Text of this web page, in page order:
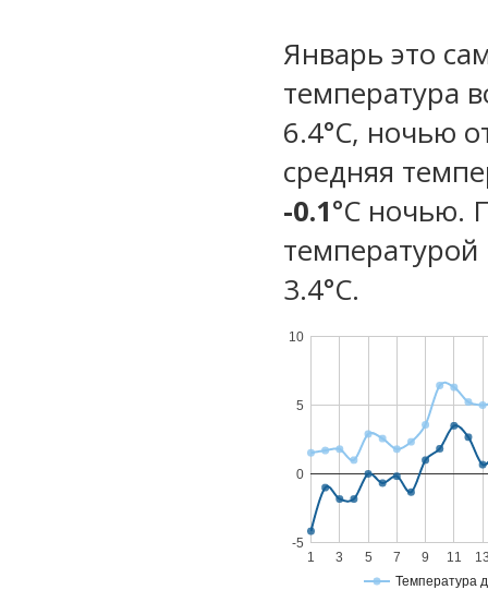
Январь это
температура
6.4°C, ночью
средняя
-0.1°C ночью.
температурой
3.4°С.
Температура
1 3 5 7 9 11
-5
0
5
10